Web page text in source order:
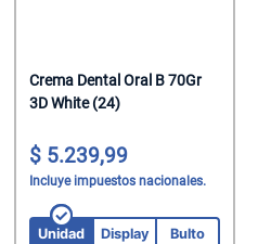
Crema Dental Oral B 70Gr
3D White (24)
5.239,99
Incluye impuestos nacionales.
Unidad
Display
Bulto